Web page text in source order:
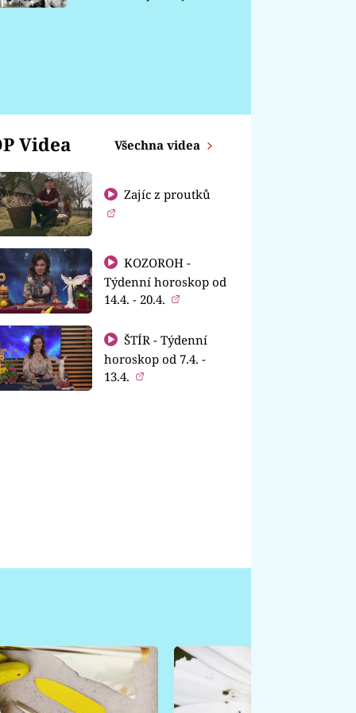
Videa Všechna videa
Zajíc z proutků
KOZOROH -
Týdenní horoskop od
14.4. - 20.4.
ŠTÍR - Týdenní
horoskop od 7.4. -
13.4.